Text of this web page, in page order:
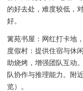
的好去处，难度较低，
好。
篱苑书屋：网红打卡地
度假村：提供住宿与休
助烧烤，增强团队互动
队协作与推理能力。附
览）。